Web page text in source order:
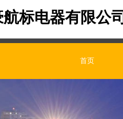
标电器有限公
首页